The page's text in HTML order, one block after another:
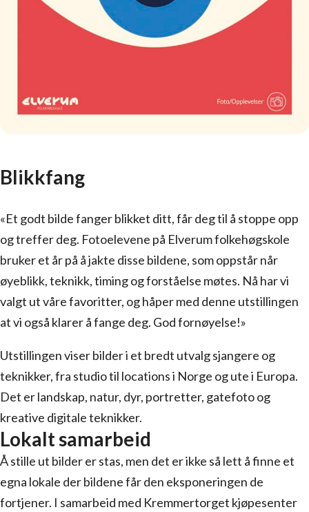
Blikkfang
«Et godt bilde fanger blikket ditt, får deg til å stoppe opp
og treffer deg. Fotoelevene på Elverum folkehøgskole
bruker et år på å jakte disse bildene, som oppstår når
øyeblikk, teknikk, timing og forståelse møtes. Nå har vi
valgt ut våre favoritter, og håper med denne utstillingen
at vi også klarer å fange deg. God fornøyelse!»
Utstillingen viser bilder i et bredt utvalg sjangere og
teknikker, fra studio til locations i Norge og ute i Europa.
Det er landskap, natur, dyr, portretter, gatefoto og
kreative digitale teknikker.
Lokalt samarbeid
Å stille ut bilder er stas, men det er ikke så lett å finne et
egna lokale der bildene får den eksponeringen de
fortjener. I samarbeid med Kremmertorget kjøpesenter